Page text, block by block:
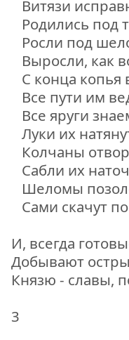
Витязи
Родились под
Росли под
Выросли, как
С конца копья
Все пути им
Все яруги
Луки их
Колчаны
Сабли их
Шеломы
Сами скачут
И, всегда
Добывают
Князю - славы,
3